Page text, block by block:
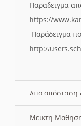
Παραδειγμα
https://
Παράδειγμα
http://
Απο απόσταση
Μεικτη